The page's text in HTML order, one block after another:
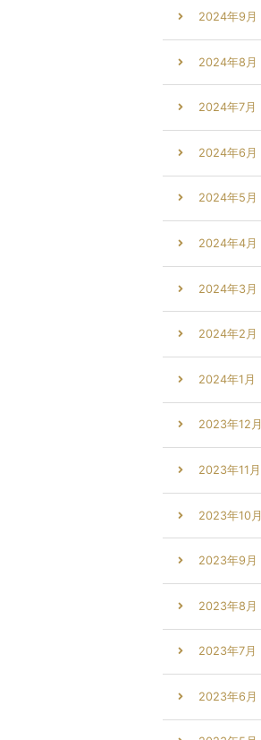
2024年9月
2024年8月
2024年7月
2024年6月
2024年5月
2024年4月
2024年3月
2024年2月
2024年1月
2023年12月
2023年11月
2023年10月
2023年9月
2023年8月
2023年7月
2023年6月